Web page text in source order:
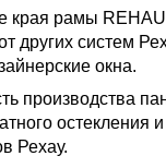
края рамы
других систем
окна.
производства
остекления
Рехау.